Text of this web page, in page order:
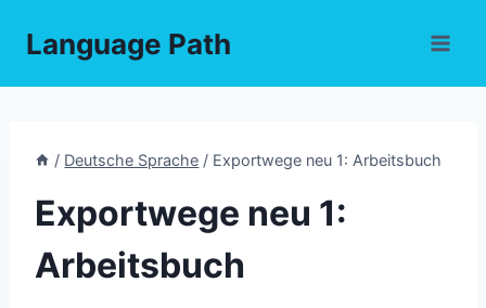
Language Path
/ Deutsche Sprache / Exportwege neu 1: Arbeitsbuch
Exportwege neu 1:
Arbeitsbuch